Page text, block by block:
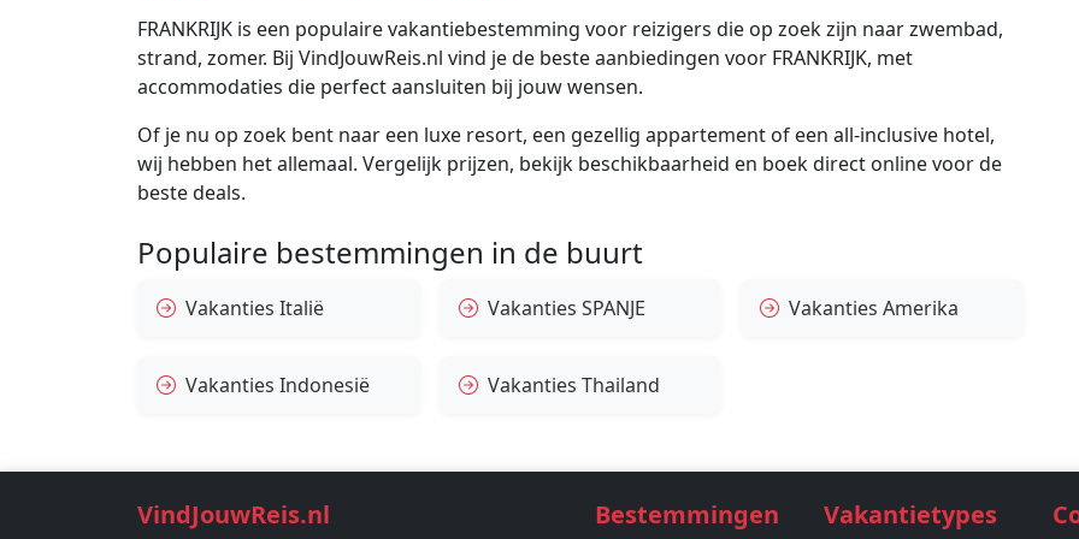
FRANKRIJK is een populaire vakantiebestemming voor reizigers die op zoek zijn naar zwembad,
strand, zomer. Bij VindJouwReis.nl vind je de beste aanbiedingen voor FRANKRIJK, met
accommodaties die perfect aansluiten bij jouw wensen.
Of je nu op zoek bent naar een luxe resort, een gezellig appartement of een all-inclusive hotel,
wij hebben het allemaal. Vergelijk prijzen, bekijk beschikbaarheid en boek direct online voor de
beste deals.
Populaire bestemmingen in de buurt
Vakanties Italië Vakanties SPANJE Vakanties Amerika
Vakanties Indonesië Vakanties Thailand
VindJouwReis.nl Bestemmingen Vakantietypes